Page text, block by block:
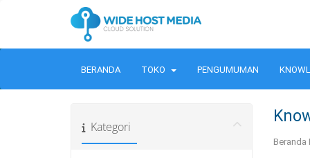
BERANDA TOKO PENGUMUMAN
Beranda
Kategori